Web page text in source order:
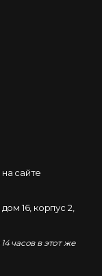
сайте
16, корпус 2,
часов в этот же